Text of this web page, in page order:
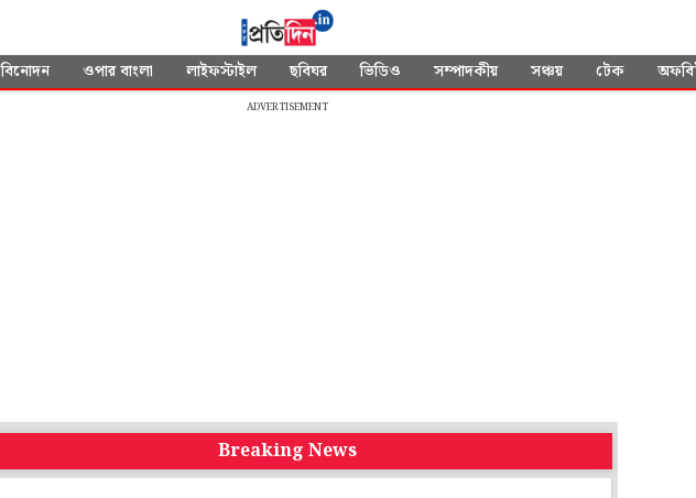
বিনোদন ওপার বাংলা লাইফস্টাইল ছবিঘর ভিডিও সম্পাদকীয় সঞ্চয় টেক
ADVERTISEMENT
Breaking News